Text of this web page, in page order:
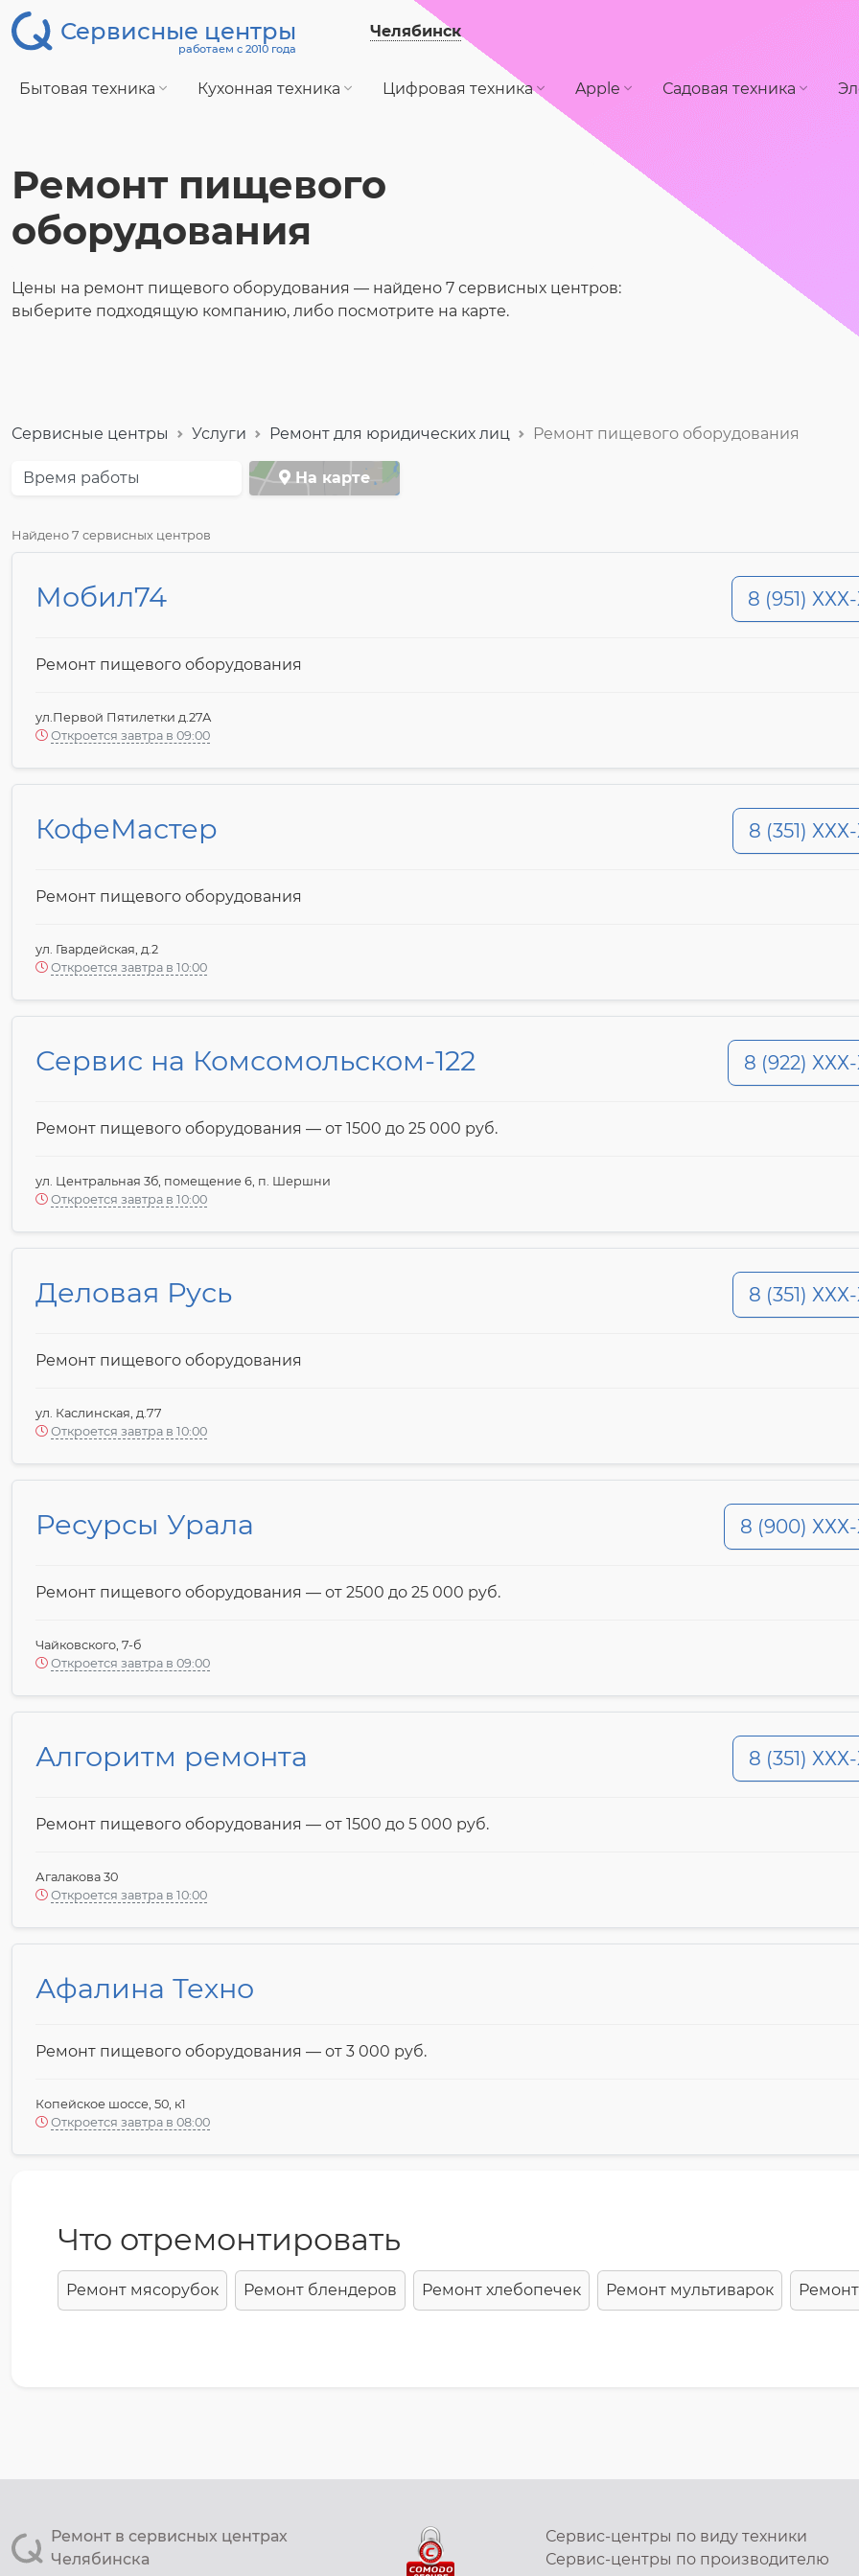
Сервисные центры
работаем с 2010 года
Челябинск
Бытовая техника Кухонная техника Цифровая техника Apple Садовая техника
Ремонт пищевого
оборудования
Цены на ремонт пищевого оборудования — найдено 7 сервисных центров:
выберите подходящую компанию, либо посмотрите на карте.
Сервисные центры Услуги Ремонт для юридических лиц Ремонт пищевого оборудования
Время работы На карте
Найдено 7 сервисных центров
Мобил74 8 (951)
Ремонт пищевого оборудования
ул.Первой Пятилетки д.27А
Откроется завтра в 09:00
КофеМастер 8 (351)
Ремонт пищевого оборудования
ул. Гвардейская, д.2
Откроется завтра в 10:00
Сервис на Комсомольском-122 8 (922)
Ремонт пищевого оборудования — от 1500 до 25 000 pyб.
ул. Центральная 3б, помещение 6, п. Шершни
Откроется завтра в 10:00
Деловая Русь 8 (351)
Ремонт пищевого оборудования
ул. Каслинская, д.77
Откроется завтра в 10:00
Ресурсы Урала 8 (900) ХХХ-
Ремонт пищевого оборудования — от 2500 до 25 000 pyб.
Чайковского, 7-б
Откроется завтра в 09:00
Алгоритм ремонта 8 (351)
Ремонт пищевого оборудования — от 1500 до 5 000 pyб.
Агалакова 30
Откроется завтра в 10:00
Афалина Техно
Ремонт пищевого оборудования — от 3 000 pyб.
Копейское шоссе, 50, к1
Откроется завтра в 08:00
Что отремонтировать
Ремонт мясорубок Ремонт блендеров Ремонт хлебопечек Ремонт мультиварок
Ремонт в сервисных центрах
Челябинска
Сервис-центры по виду техники
Сервис-центры по производителю